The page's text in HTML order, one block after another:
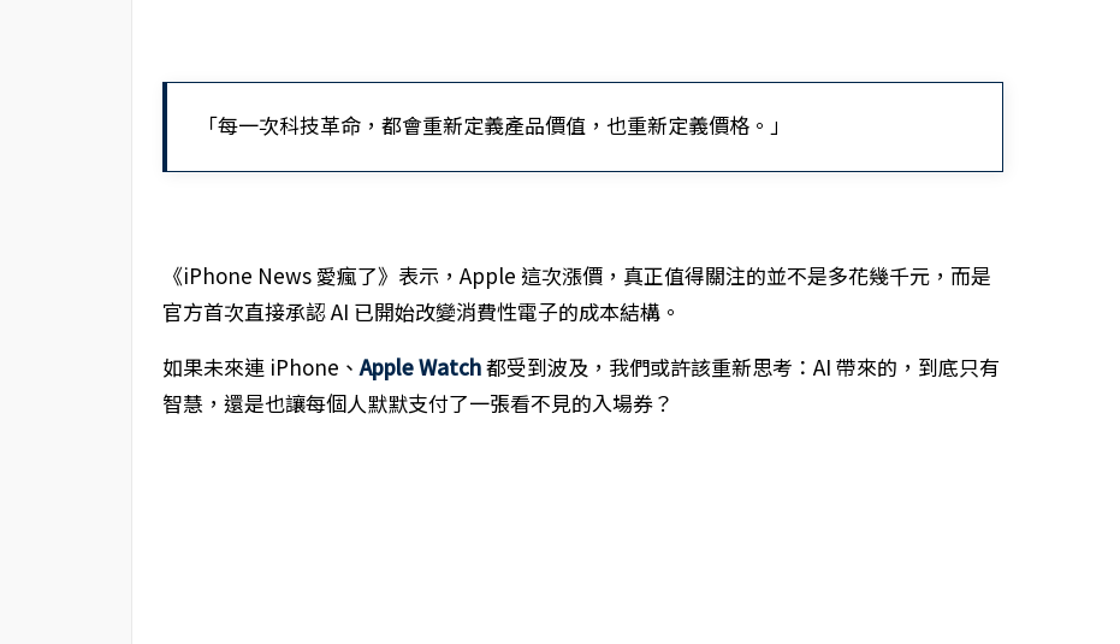
「每一次科技革命，都會重新定義產品價值，也重新定義價格。」
《iPhone News 愛瘋了》表示，Apple 這次漲價，真正值得關注的並不是多花幾千元，而是
官方首次直接承認 AI 已開始改變消費性電子的成本結構。
如果未來連 iPhone、Apple Watch都受到波及，我們或許該重新思考：AI 帶來的，到底只有
智慧，還是也讓每個人默默支付了一張看不見的入場券？